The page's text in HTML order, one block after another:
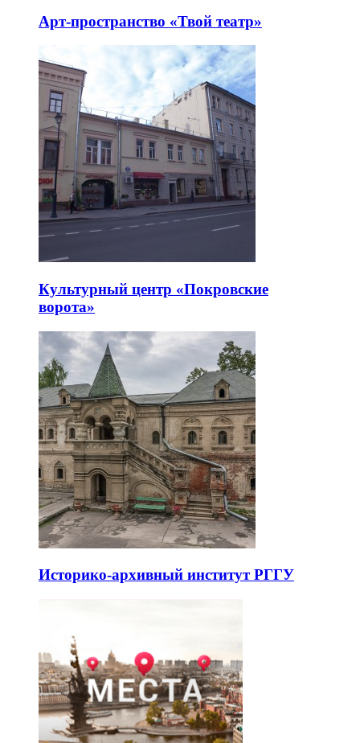
Арт-пространство «Твой театр»
Культурный центр «Покровские
ворота»
Историко-архивный институт РГГУ